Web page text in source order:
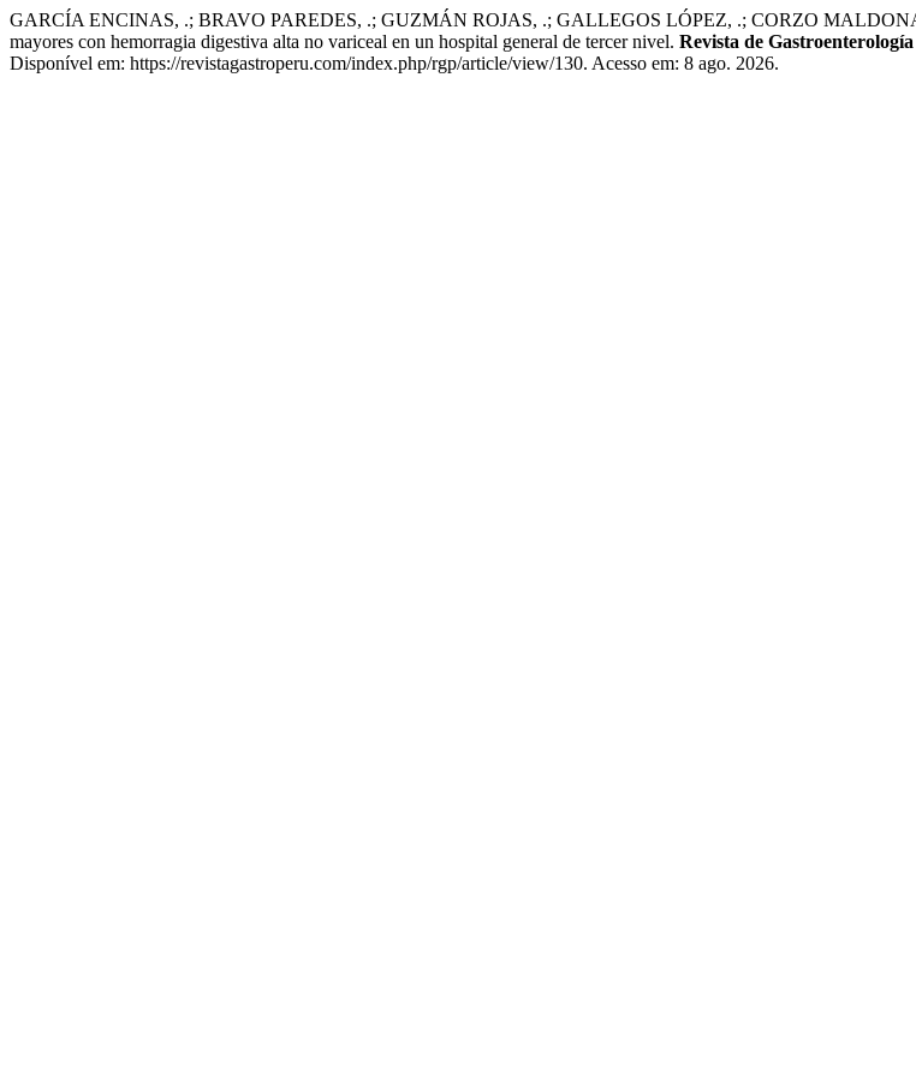
GARCÍA ENCINAS, .; BRAVO PAREDES, .; GUZMÁN ROJAS, .; GALLEGOS LÓPEZ, .; CORZO
mayores con hemorragia digestiva alta no variceal en un hospital general de tercer nivel. Revista de
Disponível em: https://revistagastroperu.com/index.php/rgp/article/view/130. Acesso em: 8 ago. 2026.